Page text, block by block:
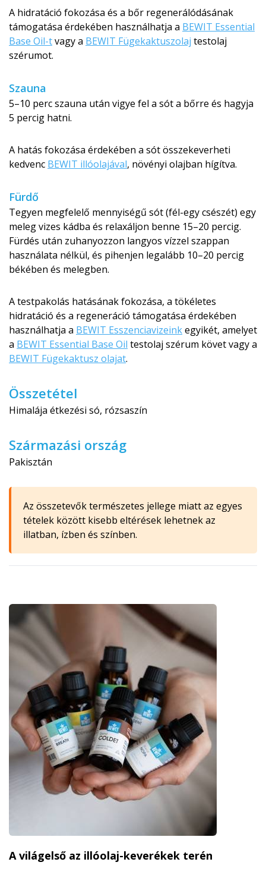
A hidratáció fokozása és a bőr regenerálódásának
támogatása érdekében használhatja a BEWIT Essential
Base Oil-tvagy a BEWIT Fügekaktuszolaj testolaj
szérumot.
Szauna
5–10 perc szauna után vigye fel a sót a bőrre és hagyja
5 percig hatni.
A hatás fokozása érdekében a sót összekeverheti
kedvenc BEWIT illóolajával, növényi olajban hígítva.
Fürdő
Tegyen megfelelő mennyiségű sót (fél-egy csészét) egy
meleg vizes kádba és relaxáljon benne 15–20 percig.
Fürdés után zuhanyozzon langyos vízzel szappan
használata nélkül, és pihenjen legalább 10–20 percig
békében és melegben.
A testpakolás hatásának fokozása, a tökéletes
hidratáció és a regeneráció támogatása érdekében
használhatja a BEWIT Esszenciavizeinkegyikét, amelyet
a BEWIT Essential Base Oil testolaj szérum követ vagy a
BEWIT Fügekaktusz olajat.
Összetétel
Himalája étkezési só, rózsaszín
Származási ország
Pakisztán
Az összetevők természetes jellege miatt az egyes
tételek között kisebb eltérések lehetnek az
illatban, ízben és színben.
A világelső az illóolaj-keverékek terén